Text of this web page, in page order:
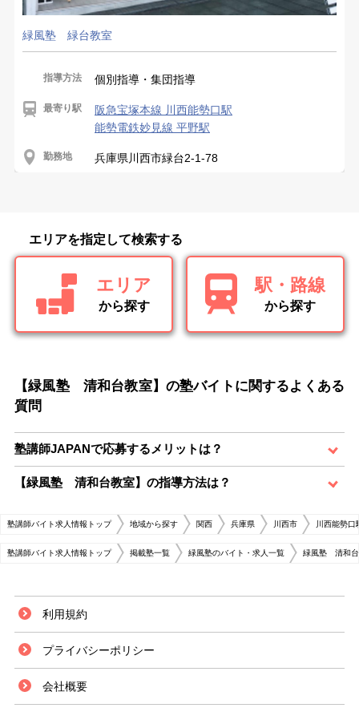
緑風塾 緑台教室
指導方法 個別指導・集団指導
最寄り駅
阪急宝塚本線 川西能勢口駅
能勢電鉄妙見線 平野駅
勤務地 兵庫県川西市緑台2-1-78
エリアを指定して検索する
エリア
から探す
駅・路線
から探す
【緑風塾 清和台教室】の塾バイトに関するよくある
質問
塾講師JAPANで応募するメリットは？
【緑風塾 清和台教室】の指導方法は？
塾講師バイト求人情報トップ 地域から探す 関西 兵庫県 川西市 川西能勢口
塾講師バイト求人情報トップ 掲載塾一覧 緑風塾のバイト・求人一覧 緑風塾 清和台
利用規約
プライバシーポリシー
会社概要